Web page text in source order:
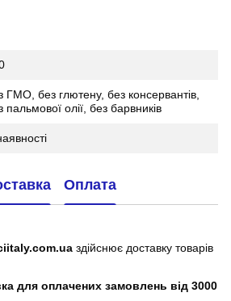
ГМО, без глютену, без консервантів,
пальмової олії, без барвників
Оплата
здійснює доставку товарів
для оплачених замовлень від 3000